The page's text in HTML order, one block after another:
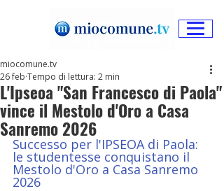
L'Ipseoa "San Francesco di Paola"
vince il Mestolo d'Oro a Casa
Sanremo 2026
miocomune.tv
26 feb Tempo di lettura: 2 min
Successo per l'IPSEOA di Paola:
le studentesse conquistano il
Mestolo d'Oro a Casa Sanremo
2026